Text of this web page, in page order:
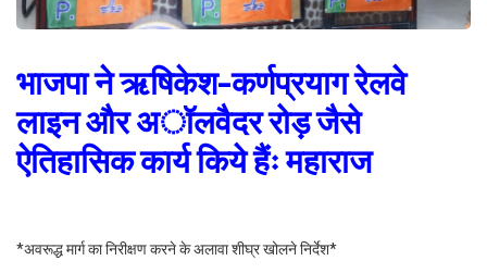
भाजपा ने ऋषिकेश-कर्णप्रयाग रेलवे
लाइन और अॉलवैदर रोड़ जैसे
ऐतिहासिक कार्य किये हैंः महाराज
*अवरूद्ध मार्ग का निरीक्षण करने के अलावा शीघ्र खोलने निर्देश*